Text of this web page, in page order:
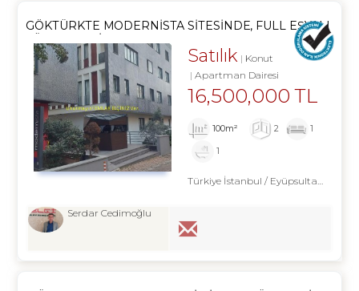
GÖKTÜRKTE MODERNISTA SITESINDE, FULL EŞYALI
LÜKS 2+1 DAIRE
Satılık
Konut
Apartman Dairesi
16,500,000 TL
100m² 2
1
1
Türkiye İstanbul / Eyüpsultan
Serdar Cedimoğlu